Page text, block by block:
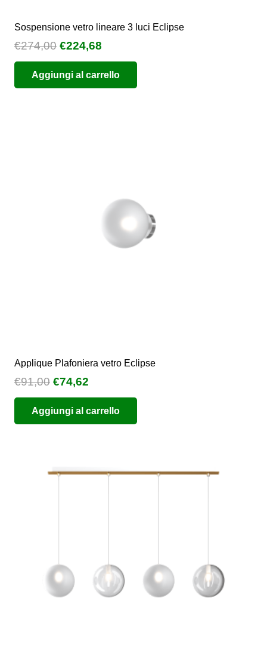
Sospensione vetro lineare 3 luci Eclipse
€274,00 Il
prezzo
originale
era:
€224,68
prezzo
attuale
è:
Aggiungi al carrello
Applique Plafoniera vetro Eclipse
€91,00 Il
prezzo
originale
era:
€74,62
prezzo
attuale
è:
Aggiungi al carrello